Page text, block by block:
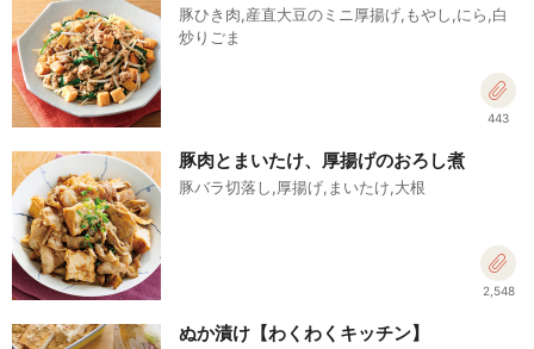
豚ひき肉,産直大豆のミニ厚揚げ,もやし,にら,白
炒りごま
443
豚肉とまいたけ、厚揚げのおろし煮
豚バラ切落し,厚揚げ,まいたけ,大根
2,548
ぬか漬け【わくわくキッチン】